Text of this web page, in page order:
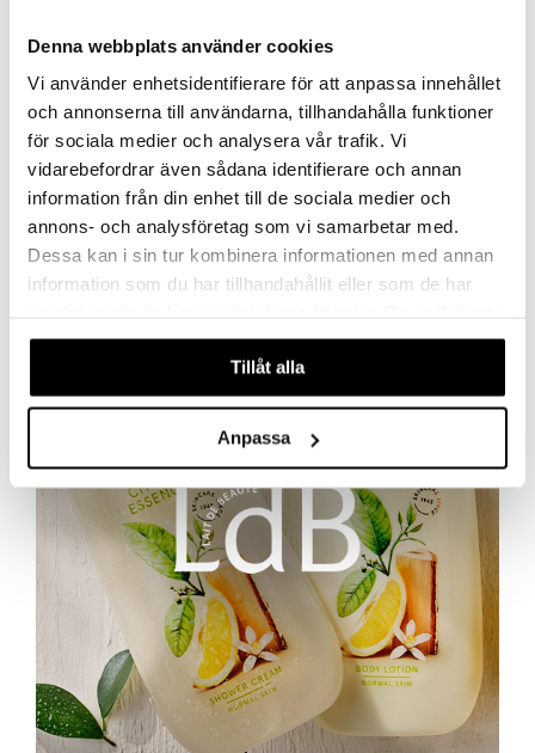
Denna webbplats använder cookies
Vi använder enhetsidentifierare för att anpassa innehållet
och annonserna till användarna, tillhandahålla funktioner
för sociala medier och analysera vår trafik. Vi
vidarebefordrar även sådana identifierare och annan
information från din enhet till de sociala medier och
annons- och analysföretag som vi samarbetar med.
Dessa kan i sin tur kombinera informationen med annan
information som du har tillhandahållit eller som de har
våra cookies vid fortsatt användande av vår webbplats.
Tillåt alla
Anpassa